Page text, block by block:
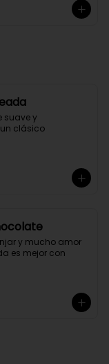
suave y
clásico
y mucho amor
es mejor con